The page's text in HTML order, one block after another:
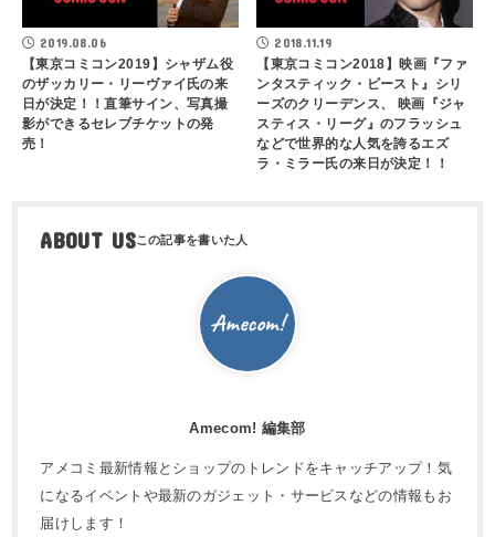
2019.08.06
【東京コミコン2019】シャザム役
のザッカリー・リーヴァイ氏の来
日が決定！！直筆サイン、写真撮
影ができるセレブチケットの発
売！
2018.11.19
【東京コミコン2018】映画『ファ
ンタスティック・ビースト』シリ
ーズのクリーデンス、 映画『ジャ
スティス・リーグ』のフラッシュ
などで世界的な人気を誇るエズ
ラ・ミラー氏の来日が決定！！
ABOUT US
Amecom! 編集部
アメコミ最新情報とショップのトレンドをキャッチアップ！気
になるイベントや最新のガジェット・サービスなどの情報もお
届けします！